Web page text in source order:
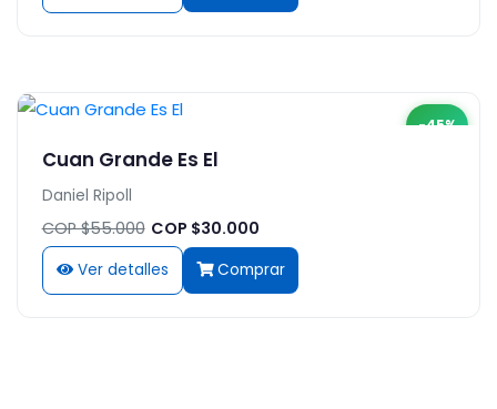
-45%
Cuan Grande Es El
Daniel Ripoll
COP $55.000 COP $30.000
Ver detalles Comprar